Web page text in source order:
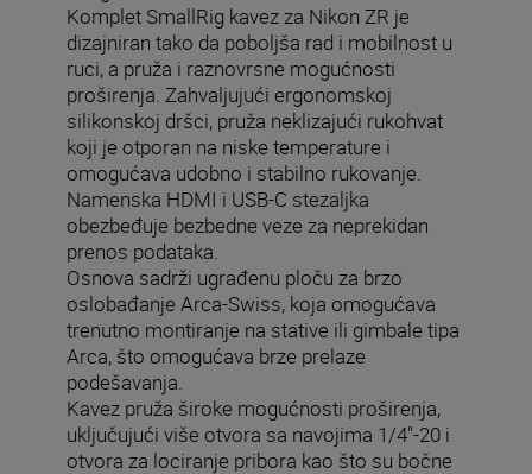
Komplet SmallRig kavez za Nikon ZR je
dizajniran tako da poboljša rad i mobilnost u
ruci, a pruža i raznovrsne mogućnosti
proširenja. Zahvaljujući ergonomskoj
silikonskoj dršci, pruža neklizajući rukohvat
koji je otporan na niske temperature i
omogućava udobno i stabilno rukovanje.
Namenska HDMI i USB-C stezaljka
obezbeđuje bezbedne veze za neprekidan
prenos podataka.
Osnova sadrži ugrađenu ploču za brzo
oslobađanje Arca-Swiss, koja omogućava
trenutno montiranje na stative ili gimbale tipa
Arca, što omogućava brze prelaze
podešavanja.
Kavez pruža široke mogućnosti proširenja,
uključujući više otvora sa navojima 1/4"-20 i
otvora za lociranje pribora kao što su bočne